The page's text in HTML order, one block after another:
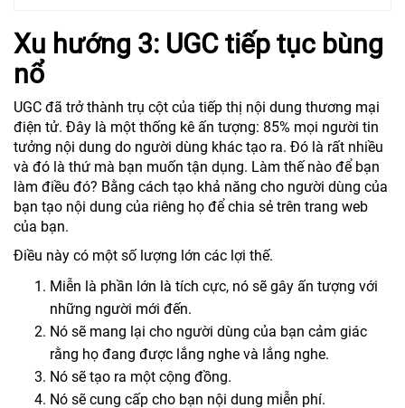
Xu hướng 3: UGC tiếp tục bùng
nổ
UGC đã trở thành trụ cột của tiếp thị nội dung thương mại
điện tử. Đây là một thống kê ấn tượng: 85% mọi người tin
tưởng nội dung do người dùng khác tạo ra. Đó là rất nhiều
và đó là thứ mà bạn muốn tận dụng. Làm thế nào để bạn
làm điều đó? Bằng cách tạo khả năng cho người dùng của
bạn tạo nội dung của riêng họ để chia sẻ trên trang web
của bạn.
Điều này có một số lượng lớn các lợi thế.
Miễn là phần lớn là tích cực, nó sẽ gây ấn tượng với
những người mới đến.
Nó sẽ mang lại cho người dùng của bạn cảm giác
rằng họ đang được lắng nghe và lắng nghe.
Nó sẽ tạo ra một cộng đồng.
Nó sẽ cung cấp cho bạn nội dung miễn phí.